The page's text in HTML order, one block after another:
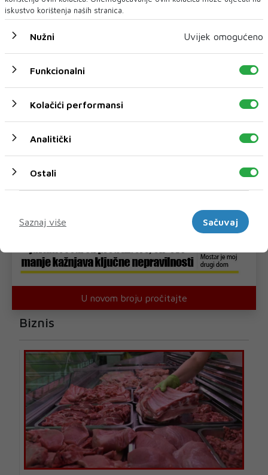
U novom broju pročitajte
Biznis
iskustvo korištenja naših stranica.
Nužni Uvijek omogućeno
Funkcionalni
Kolačići performansi
Analitički
Ostali
Saznaj više
Sačuvaj